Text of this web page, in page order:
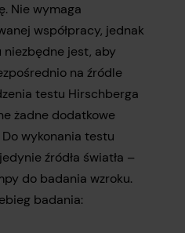
Nie wymaga
współpracy, jednak
jest, aby
na źródle
testu Hirschberga
żadne dodatkowe
wykonania testu
źródła światła –
do badania wzroku.
badania: